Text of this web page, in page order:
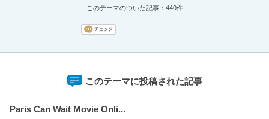
このテーマのついた記事：440件
このテーマに投稿された記事
Paris Can Wait Movie Onli...